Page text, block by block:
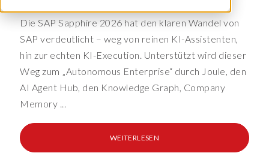
Die SAP Sapphire 2026 hat den klaren Wandel von
SAP verdeutlicht – weg von reinen KI-Assistenten,
hin zur echten KI-Execution. Unterstützt wird dieser
Weg zum „Autonomous Enterprise“ durch Joule, den
AI Agent Hub, den Knowledge Graph, Company
Memory ...
WEITERLESEN